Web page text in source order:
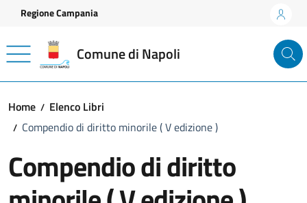
Vai ai contenuti
Vai al footer
Regione Campania
Comune di Napoli
Home
Elenco Libri
Compendio di diritto minorile ( V edizione )
Compendio di diritto